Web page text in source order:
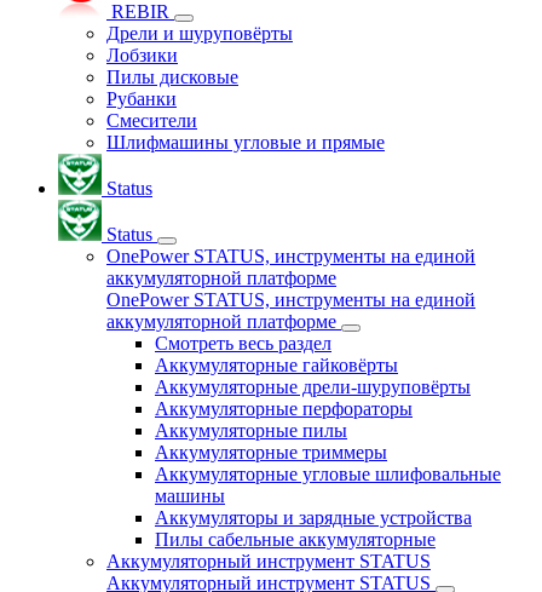
REBIR
Дрели и шуруповёрты
Лобзики
Пилы дисковые
Рубанки
Смесители
Шлифмашины угловые и прямые
Status
Status
OnePower STATUS, инструменты на единой
аккумуляторной платформе
OnePower STATUS, инструменты на единой
аккумуляторной платформе
Смотреть весь раздел
Аккумуляторные гайковёрты
Аккумуляторные дрели-шуруповёрты
Аккумуляторные перфораторы
Аккумуляторные пилы
Аккумуляторные триммеры
Аккумуляторные угловые шлифовальные
машины
Аккумуляторы и зарядные устройства
Пилы сабельные аккумуляторные
Аккумуляторный инструмент STATUS
Аккумуляторный инструмент STATUS